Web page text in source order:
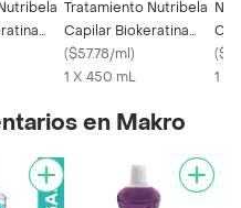
Tratamiento Nutribela
Capilar Biokeratina
(450 Ml)
($57.78/ml)
1 X 450 mL
(
1 X
en Makro